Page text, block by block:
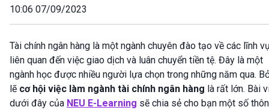
10:06 07/09/2023
Tài chính ngân hàng là một ngành chuyên đào tạo về các lĩnh
liên quan đến việc giao dịch và luân chuyển tiền tệ. Đây là một
ngành học được nhiều người lựa chọn trong những năm qua.
lẽ cơ hội việc làm ngành tài chính ngân hàng là rất lớn. Bài
dưới đây của NEU E-Learning sẽ chia sẻ cho bạn một số